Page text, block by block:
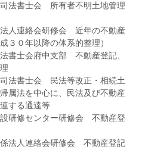
法書士会 所有者不明土地管理
人連絡会研修会 近年の不動産
３０年以降の体系的整理）
書士会府中支部 不動産登記、
法書士会 民法等改正・相続土
属法を中心に、民法及び不動産
する通達等
研修センター研修会 不動産登
法人連絡会研修会 不動産登記